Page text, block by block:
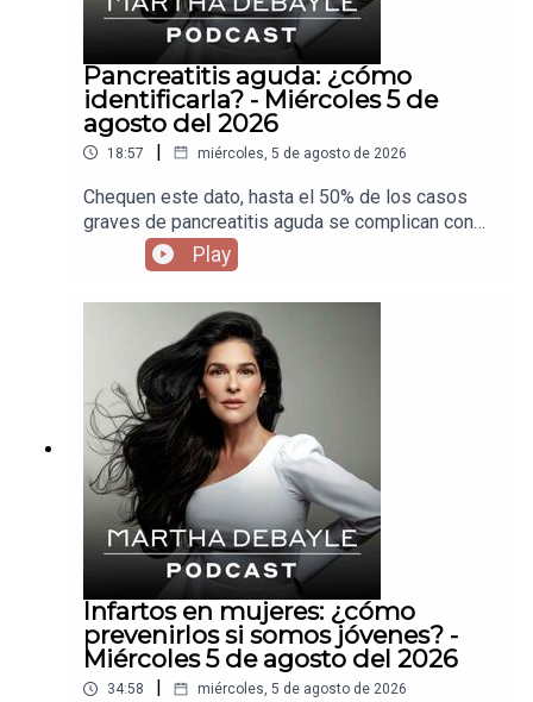
Pancreatitis aguda: ¿cómo
identificarla? - Miércoles 5 de
agosto del 2026
18:57 | miércoles, 5 de agosto de 2026
Chequen este dato, hasta el 50% de los casos
graves de pancreatitis aguda se complican con
una infección, así que invité a Carlos Chan para
que nos diga cuándo es solo un dolor de panza y
cuando debemos salir corriendo al hospital para
atendernos a tiempo.
Play
Infartos en mujeres: ¿cómo
prevenirlos si somos jóvenes? -
Miércoles 5 de agosto del 2026
34:58 | miércoles, 5 de agosto de 2026